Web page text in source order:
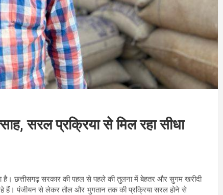
सरल प्रक्रिया से मिल रहा सीधा
है। छत्तीसगढ़ सरकार की पहल से पहले की तुलना में बेहतर और सुगम खरीदी
रहे हैं। पंजीयन से लेकर तौल और भुगतान तक की प्रक्रिया सरल होने से